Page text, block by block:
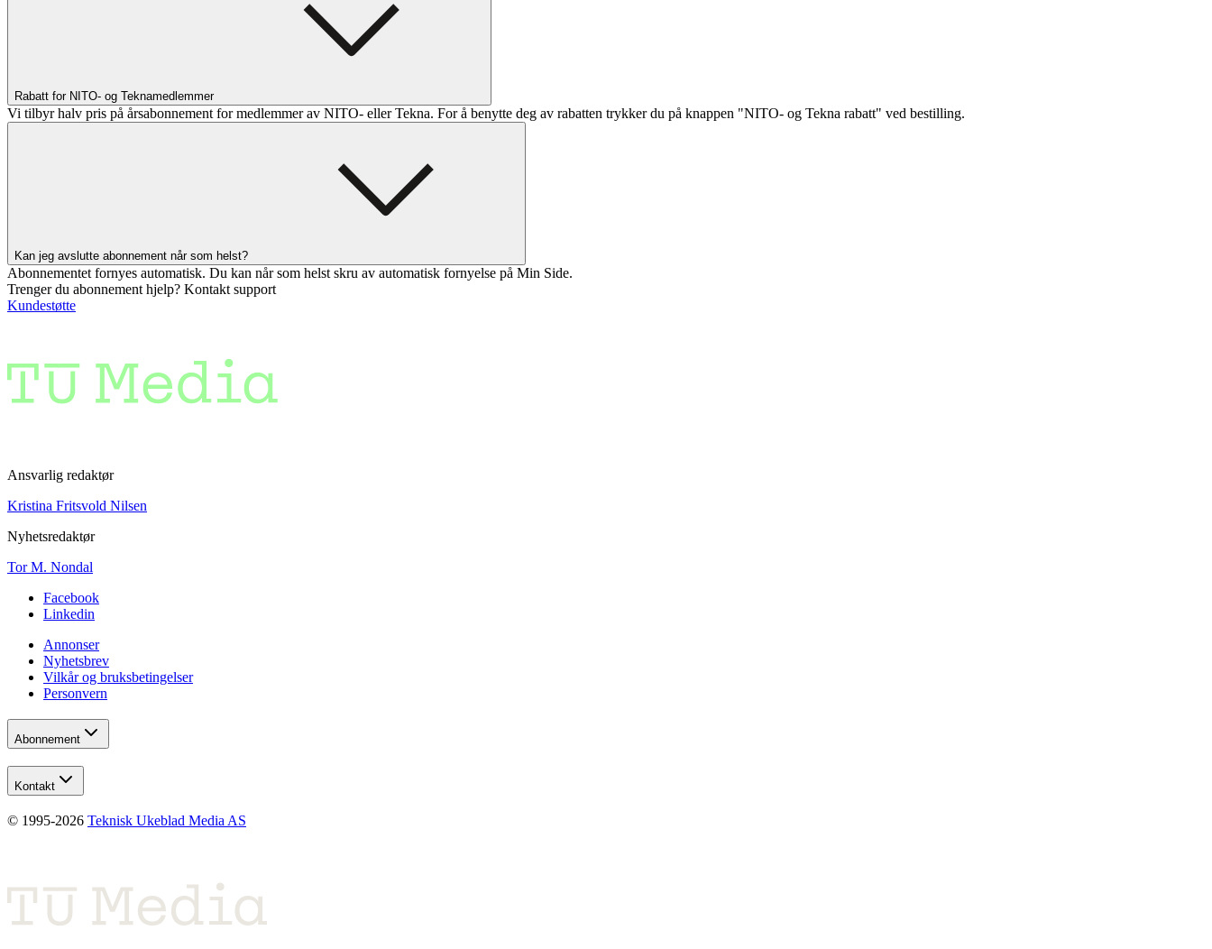
Rabatt for NITO- og Teknamedlemmer
Vi tilbyr halv pris på årsabonnement for medlemmer av NITO- eller Tekna. For å benytte deg av rabatten trykker du på knappen "NITO- og Tekna rabatt" ved bestilling.
Kan jeg avslutte abonnement når som helst?
Abonnementet fornyes automatisk. Du kan når som helst skru av automatisk fornyelse på Min Side.
Trenger du abonnement hjelp? Kontakt support
Kundestøtte
Ansvarlig redaktør
Kristina Fritsvold Nilsen
Nyhetsredaktør
Tor M. Nondal
Facebook
Linkedin
Annonser
Nyhetsbrev
Vilkår og bruksbetingelser
Personvern
Abonnement
Kontakt
© 1995-2026 Teknisk Ukeblad Media AS